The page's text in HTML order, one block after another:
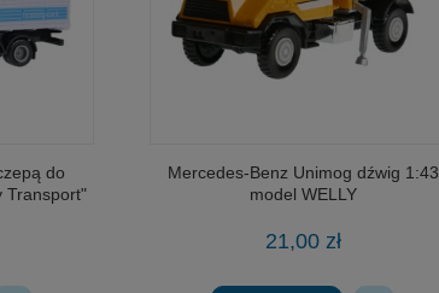
do
Transport"
Mercedes-Benz Unimog dźwig 1:43
model WELLY
21,00 zł